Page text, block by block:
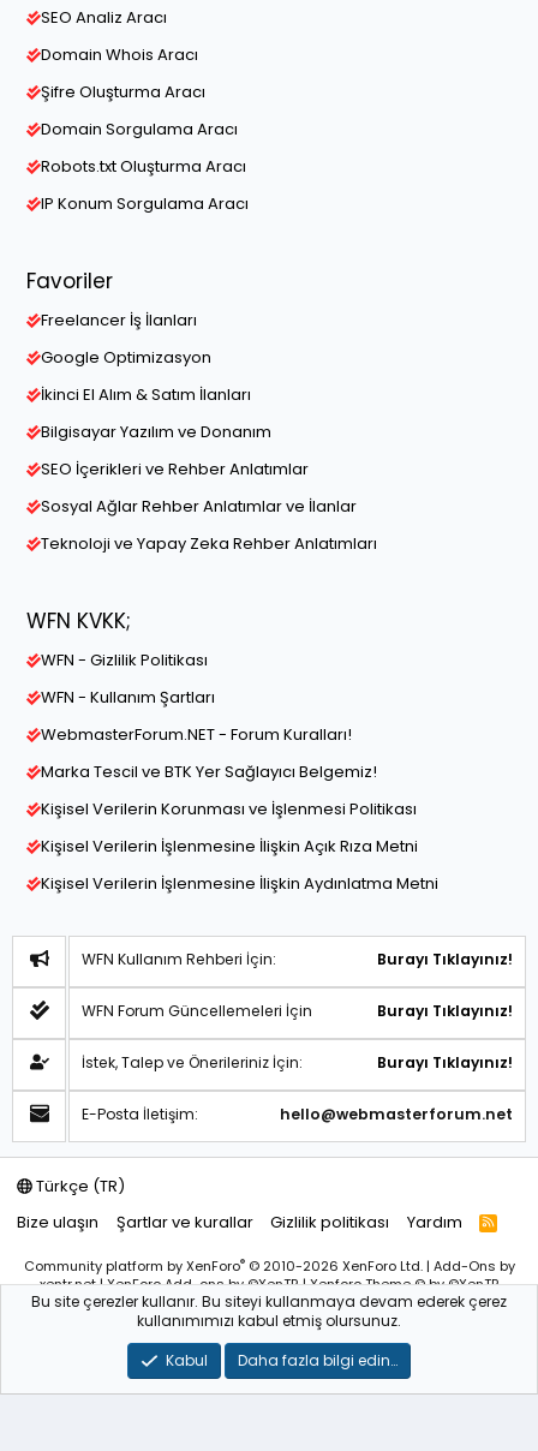
SEO Analiz Aracı
Domain Whois Aracı
Şifre Oluşturma Aracı
Domain Sorgulama Aracı
Robots.txt Oluşturma Aracı
IP Konum Sorgulama Aracı
Favoriler
Freelancer İş İlanları
Google Optimizasyon
İkinci El Alım & Satım İlanları
Bilgisayar Yazılım ve Donanım
SEO İçerikleri ve Rehber Anlatımlar
Sosyal Ağlar Rehber Anlatımlar ve İlanlar
Teknoloji ve Yapay Zeka Rehber Anlatımları
WFN KVKK;
WFN - Gizlilik Politikası
WFN - Kullanım Şartları
WebmasterForum.NET - Forum Kuralları!
Marka Tescil ve BTK Yer Sağlayıcı Belgemiz!
Kişisel Verilerin Korunması ve İşlenmesi Politikası
Kişisel Verilerin İşlenmesine İlişkin Açık Rıza Metni
Kişisel Verilerin İşlenmesine İlişkin Aydınlatma Metni
WFN Kullanım Rehberi İçin: Burayı Tıklayınız!
WFN Forum Güncellemeleri İçin Burayı Tıklayınız!
İstek, Talep ve Önerileriniz İçin: Burayı Tıklayınız!
E-Posta İletişim: hello@webmasterforum.net
Türkçe (TR)
Bize ulaşın
Şartlar ve kurallar Gizlilik politikası Yardım
R
S
Community platform by XenForo® © 2010-2026 XenForo Ltd.| Add-Ons by
xentr.net |XenForo Add-onsby ©XenTR|Xenforo Theme© by ©XenTR
Sitemiz bünyesindeki içerikleri izinsiz kullananlar hakkında T.C.K
kanun ve yönetmeliklerine göre yasal işlem başlatılacağını
alandan yazılı olarak beyan ederiz!
WebmasterForum.NET – Tüm Hakları Saklıdır © 2025-2026
Bu site çerezler kullanır. Bu siteyi kullanmaya devam ederek çerez
kullanımımızı kabul etmiş olursunuz.
Kabul
Daha fazla bilgi edin…